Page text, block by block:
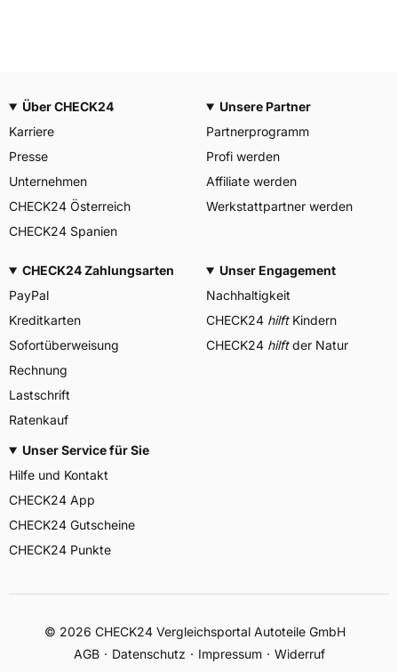
Über CHECK24
Karriere
Presse
Unternehmen
CHECK24 Österreich
CHECK24 Spanien
Unsere Partner
Partnerprogramm
Profi werden
Affiliate werden
Werkstattpartner werden
CHECK24 Zahlungsarten
PayPal
Kreditkarten
Sofortüberweisung
Rechnung
Lastschrift
Ratenkauf
Unser Engagement
Nachhaltigkeit
CHECK24 hilftKindern
CHECK24 hilftder Natur
Unser Service für Sie
Hilfe und Kontakt
CHECK24 App
CHECK24 Gutscheine
CHECK24 Punkte
© 2026 CHECK24 Vergleichsportal Autoteile GmbH
AGB
Datenschutz Impressum Widerruf